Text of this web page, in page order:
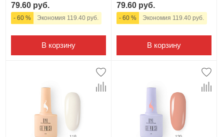
79.60 руб.
- 60 % Экономия 119.40 руб.
В корзину
79.60 руб.
- 60 % Экономия 119.40 руб.
В корзину